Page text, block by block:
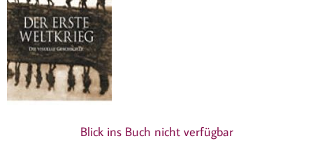
Blick ins Buch nicht verfügbar